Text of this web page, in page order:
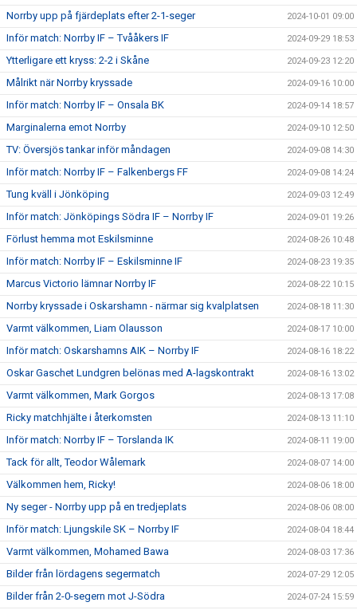
Norrby upp på fjärdeplats efter 2-1-seger 2024-10-01 09:00
Inför match: Norrby IF – Tvååkers IF 2024-09-29 18:53
Ytterligare ett kryss: 2-2 i Skåne 2024-09-23 12:20
Målrikt när Norrby kryssade 2024-09-16 10:00
Inför match: Norrby IF – Onsala BK 2024-09-14 18:57
Marginalerna emot Norrby 2024-09-10 12:50
TV: Översjös tankar inför måndagen 2024-09-08 14:30
Inför match: Norrby IF – Falkenbergs FF 2024-09-08 14:24
Tung kväll i Jönköping 2024-09-03 12:49
Inför match: Jönköpings Södra IF – Norrby IF 2024-09-01 19:26
Förlust hemma mot Eskilsminne 2024-08-26 10:48
Inför match: Norrby IF – Eskilsminne IF 2024-08-23 19:35
Marcus Victorio lämnar Norrby IF 2024-08-22 10:15
Norrby kryssade i Oskarshamn - närmar sig kvalplatsen 2024-08-18 11:30
Varmt välkommen, Liam Olausson 2024-08-17 10:00
Inför match: Oskarshamns AIK – Norrby IF 2024-08-16 18:22
Oskar Gaschet Lundgren belönas med A-lagskontrakt 2024-08-16 13:02
Varmt välkommen, Mark Gorgos 2024-08-13 17:08
Ricky matchhjälte i återkomsten 2024-08-13 11:10
Inför match: Norrby IF – Torslanda IK 2024-08-11 19:00
Tack för allt, Teodor Wålemark 2024-08-07 14:00
Välkommen hem, Ricky! 2024-08-06 18:00
Ny seger - Norrby upp på en tredjeplats 2024-08-06 08:00
Inför match: Ljungskile SK – Norrby IF 2024-08-04 18:44
Varmt välkommen, Mohamed Bawa 2024-08-03 17:36
Bilder från lördagens segermatch 2024-07-29 12:05
Bilder från 2-0-segern mot J-Södra 2024-07-24 15:59